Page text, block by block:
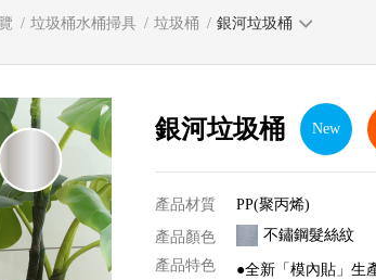
垃圾桶水桶掃具 垃圾桶 銀河垃圾桶
銀河垃圾桶 New
產品材質
PP(聚丙烯)
產品顏色
不鏽鋼髮絲紋
產品特色
●全新「模內貼」生